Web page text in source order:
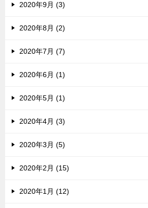
2020年9月 (3)
2020年8月 (2)
2020年7月 (7)
2020年6月 (1)
2020年5月 (1)
2020年4月 (3)
2020年3月 (5)
2020年2月 (15)
2020年1月 (12)